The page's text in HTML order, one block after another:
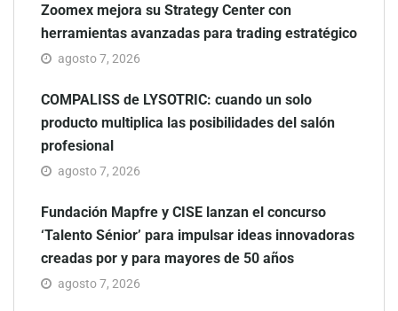
Zoomex mejora su Strategy Center con
herramientas avanzadas para trading estratégico
agosto 7, 2026
COMPALISS de LYSOTRIC: cuando un solo
producto multiplica las posibilidades del salón
profesional
agosto 7, 2026
Fundación Mapfre y CISE lanzan el concurso
‘Talento Sénior’ para impulsar ideas innovadoras
creadas por y para mayores de 50 años
agosto 7, 2026